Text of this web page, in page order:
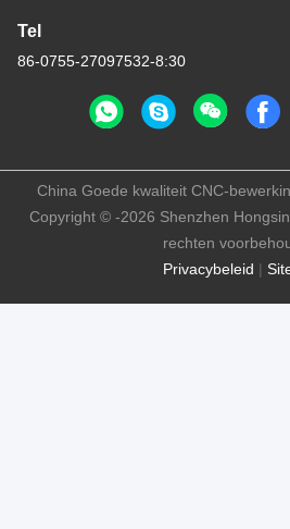
Tel
86-0755-27097532-8:30
Privacybeleid |
China Goede kwaliteit CNC-
Copyright © -2026 Shenzhen
rechten